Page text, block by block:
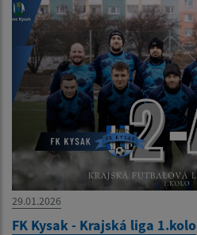
29.01.2026
FK Kysak - Krajská liga 1.kolo